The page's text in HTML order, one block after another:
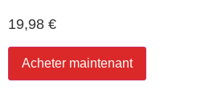
19,98 €
Acheter maintenant